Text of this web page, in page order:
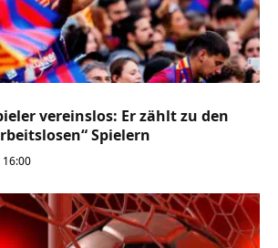
vereinslos: Er zählt zu den
Spielern
16:00